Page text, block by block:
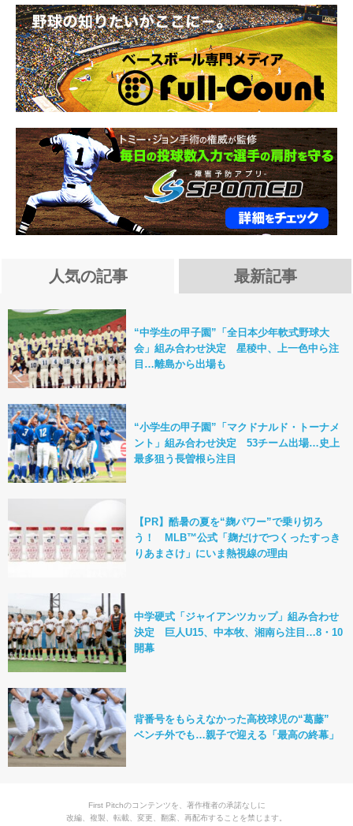
人気の記事 最新記事
“中学生の甲子園”「全日本少年軟式野球大
会」組み合わせ決定 星稜中、上一色中ら注
目…離島から出場も
“小学生の甲子園”「マクドナルド・トーナメ
ント」組み合わせ決定 53チーム出場…史上
最多狙う長曽根ら注目
【PR】酷暑の夏を“麹パワー”で乗り切ろ
う！ MLB™公式「麹だけでつくったすっき
りあまさけ」にいま熱視線の理由
中学硬式「ジャイアンツカップ」組み合わせ
決定 巨人U15、中本牧、湘南ら注目…8・10
開幕
背番号をもらえなかった高校球児の“葛藤”
ベンチ外でも…親子で迎える「最高の終幕」
First Pitchのコンテンツを、著作権者の承諾なしに
改編、複製、転載、変更、翻案、再配布することを禁じます。